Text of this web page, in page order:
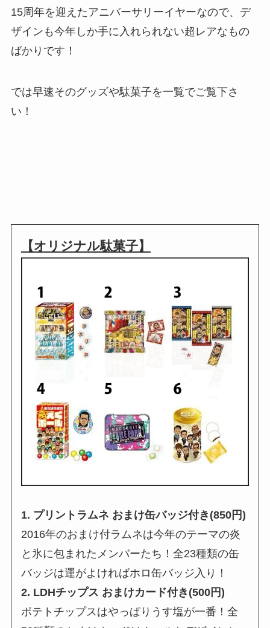
15周年を迎えたアニバーサリーイヤーなので、デ
ザインも今年しか手に入れられない超レアなもの
ばかりです！
では早速そのグッズや駄菓子を一覧でご覧下さ
い！
【オリジナル駄菓子】
1. プリントラムネ おまけ缶バッジ付き(850円)
2016年のおまけ付ラムネは今年のテーマの炎
と氷に包まれたメンバーたち！全23種類の缶
バッジは運がよければホロ缶バッジ入り！
2. LDHチップス おまけカード付き(500円)
ポテトチップスはやっぱりうす塩が一番！全